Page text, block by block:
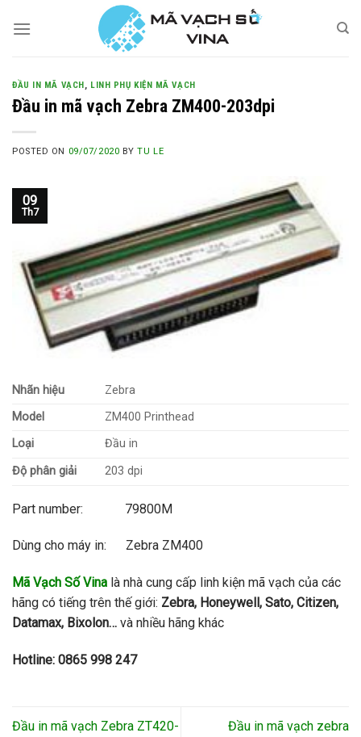
ĐẦU IN MÃ VẠCH, LINH PHỤ KIỆN MÃ VẠCH
Đầu in mã vạch Zebra ZM400-203dpi
POSTED ON 09/07/2020 BYTU LE
09
Th7
Nhãn hiệu
Zebra
Model
ZM400 Printhead
Loại
Đầu in
Độ phân giải
203 dpi
Part number: 79800M
Dùng cho máy in: Zebra ZM400
Mã Vạch Số Vina là nhà cung cấp linh kiện mã vạch của các
hãng có tiếng trên thế giới: Zebra, Honeywell, Sato, Citizen,
Datamax, Bixolon… và nhiều hãng khác
Hotline: 0865 998 247
Đầu in mã vạch Zebra ZT420-
Đầu in mã vạch zebra